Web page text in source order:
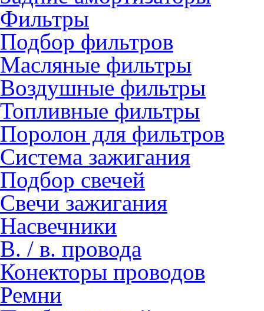
Фильтры
Подбор фильтров
Масляные фильтры
Воздушные фильтры
Топливные фильтры
Поролон для фильтров
Система зажигания
Подбор свечей
Свечи зажигания
Насвечники
В. / в. провода
Конекторы проводов
Ремни